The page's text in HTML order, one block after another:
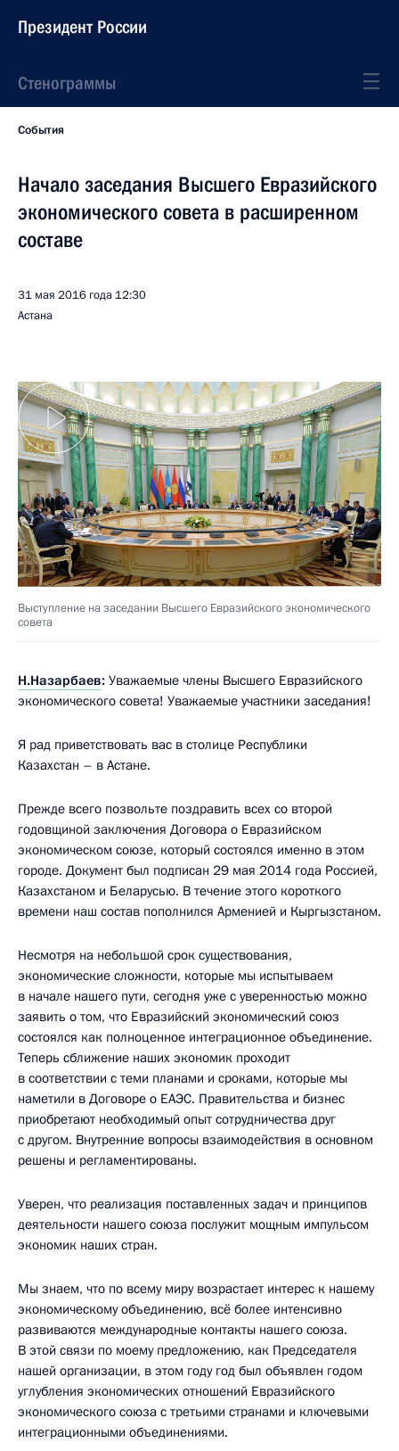
Президент России
Стенограммы
События
Начало заседания Высшего Евразийского
экономического совета в расширенном
составе
31 мая 2016 года 12:30
Астана
Выступление на заседании Высшего Евразийского экономического
совета
Н.Назарбаев: Уважаемые члены Высшего Евразийского
экономического совета! Уважаемые участники заседания!
Я рад приветствовать вас в столице Республики
Казахстан – в Астане.
Прежде всего позвольте поздравить всех со второй
годовщиной заключения Договора о Евразийском
экономическом союзе, который состоялся именно в этом
городе. Документ был подписан 29 мая 2014 года Россией,
Казахстаном и Беларусью. В течение этого короткого
времени наш состав пополнился Арменией и Кыргызстаном.
Несмотря на небольшой срок существования,
экономические сложности, которые мы испытываем
в начале нашего пути, сегодня уже с уверенностью можно
заявить о том, что Евразийский экономический союз
состоялся как полноценное интеграционное объединение.
Теперь сближение наших экономик проходит
в соответствии с теми планами и сроками, которые мы
наметили в Договоре о ЕАЭС. Правительства и бизнес
приобретают необходимый опыт сотрудничества друг
с другом. Внутренние вопросы взаимодействия в основном
решены и регламентированы.
Уверен, что реализация поставленных задач и принципов
деятельности нашего союза послужит мощным импульсом
экономик наших стран.
Мы знаем, что по всему миру возрастает интерес к нашему
экономическому объединению, всё более интенсивно
развиваются международные контакты нашего союза.
В этой связи по моему предложению, как Председателя
нашей организации, в этом году год был объявлен годом
углубления экономических отношений Евразийского
экономического союза с третьими странами и ключевыми
интеграционными объединениями.